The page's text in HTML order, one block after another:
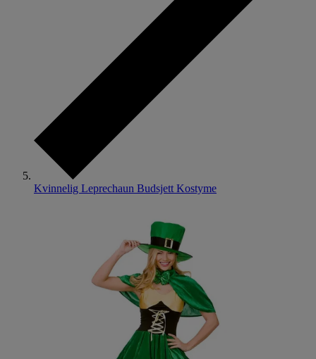
Kvinnelig Leprechaun Budsjett Kostyme